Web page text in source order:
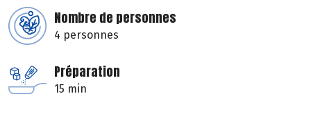
Nombre de personnes
4 personnes
Préparation
15 min